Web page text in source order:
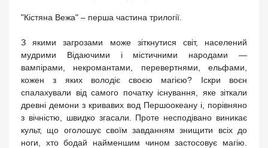
"Кістяна Вежа" – перша частина трилогії.
З якими загрозами може зіткнутися світ, населений
мудрими Відаючими і містичними народами —
вампірами, некромантами, перевертнями, ельфами,
кожен з яких володіє своєю магією? Іскри воєн
спалахували від самого початку існування, яке зіткали
древні демони з кривавих вод Першоокеану і, порівняно
з вічністю, швидко згасали. Проте несподівано виникає
культ, що оголошує своїм завданням знищити всіх до
ноги, хто бодай найменшим чином застосовує магію.